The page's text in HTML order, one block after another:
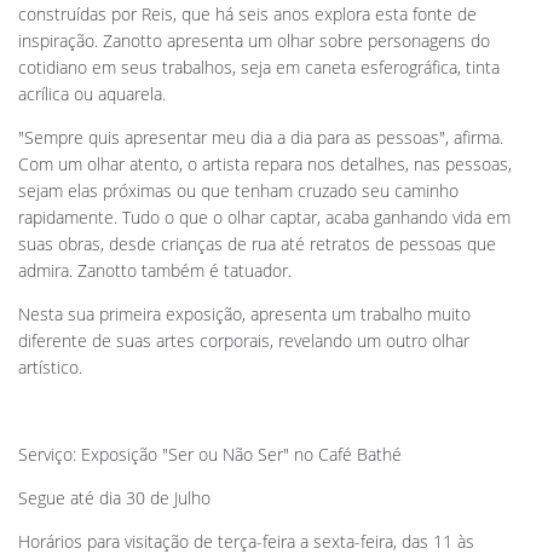
construídas por Reis, que há seis anos explora esta fonte de
inspiração. Zanotto apresenta um olhar sobre personagens do
cotidiano em seus trabalhos, seja em caneta esferográfica, tinta
acrílica ou aquarela.
"Sempre quis apresentar meu dia a dia para as pessoas", afirma.
Com um olhar atento, o artista repara nos detalhes, nas pessoas,
sejam elas próximas ou que tenham cruzado seu caminho
rapidamente. Tudo o que o olhar captar, acaba ganhando vida em
suas obras, desde crianças de rua até retratos de pessoas que
admira. Zanotto também é tatuador.
Nesta sua primeira exposição, apresenta um trabalho muito
diferente de suas artes corporais, revelando um outro olhar
artístico.
Serviço: Exposição "Ser ou Não Ser" no Café Bathé
Segue até dia 30 de Julho
Horários para visitação de terça-feira a sexta-feira, das 11 às